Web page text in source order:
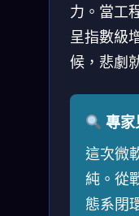
力。當工
呈指數級
候，悲劇
專家
這次微
純。從
態系閉